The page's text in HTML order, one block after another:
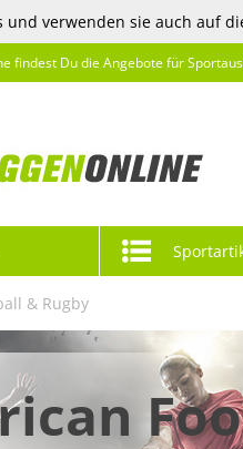
und verwenden sie auch auf
findest Du die Angebote für
& Rugby